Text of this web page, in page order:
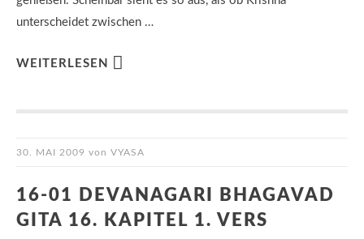
unterscheidet zwischen …
WEITERLESEN
30. MAI 2009 von VYASA
16-01 DEVANAGARI BHAGAVAD
GITA 16. KAPITEL 1. VERS